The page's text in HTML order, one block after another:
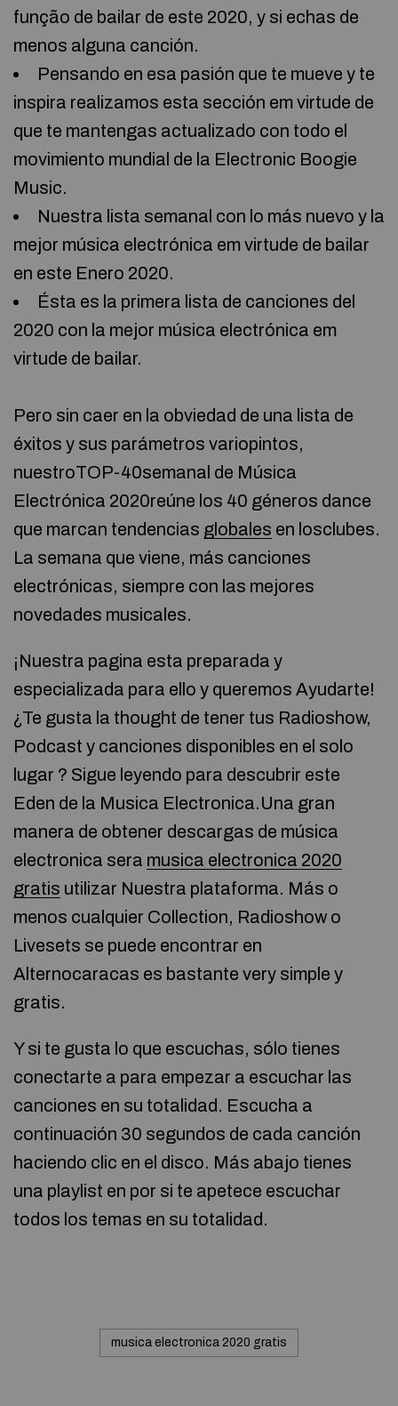
função de bailar de este 2020, y si echas de
menos alguna canción.
Pensando en esa pasión que te mueve y te
inspira realizamos esta sección em virtude de
que te mantengas actualizado con todo el
movimiento mundial de la Electronic Boogie
Music.
Nuestra lista semanal con lo más nuevo y la
mejor música electrónica em virtude de bailar
en este Enero 2020.
Ésta es la primera lista de canciones del
2020 con la mejor música electrónica em
virtude de bailar.
Pero sin caer en la obviedad de una lista de
éxitos y sus parámetros variopintos,
nuestroTOP-40semanal de Música
Electrónica 2020reúne los 40 géneros dance
que marcan tendencias globales en losclubes.
La semana que viene, más canciones
electrónicas, siempre con las mejores
novedades musicales.
¡Nuestra pagina esta preparada y
especializada para ello y queremos Ayudarte!
¿Te gusta la thought de tener tus Radioshow,
Podcast y canciones disponibles en el solo
lugar ? Sigue leyendo para descubrir este
Eden de la Musica Electronica.Una gran
manera de obtener descargas de música
electronica sera musica electronica 2020
gratis utilizar Nuestra plataforma. Más o
menos cualquier Collection, Radioshow o
Livesets se puede encontrar en
Alternocaracas es bastante very simple y
gratis.
Y si te gusta lo que escuchas, sólo tienes
conectarte a para empezar a escuchar las
canciones en su totalidad. Escucha a
continuación 30 segundos de cada canción
haciendo clic en el disco. Más abajo tienes
una playlist en por si te apetece escuchar
todos los temas en su totalidad.
musica electronica 2020 gratis